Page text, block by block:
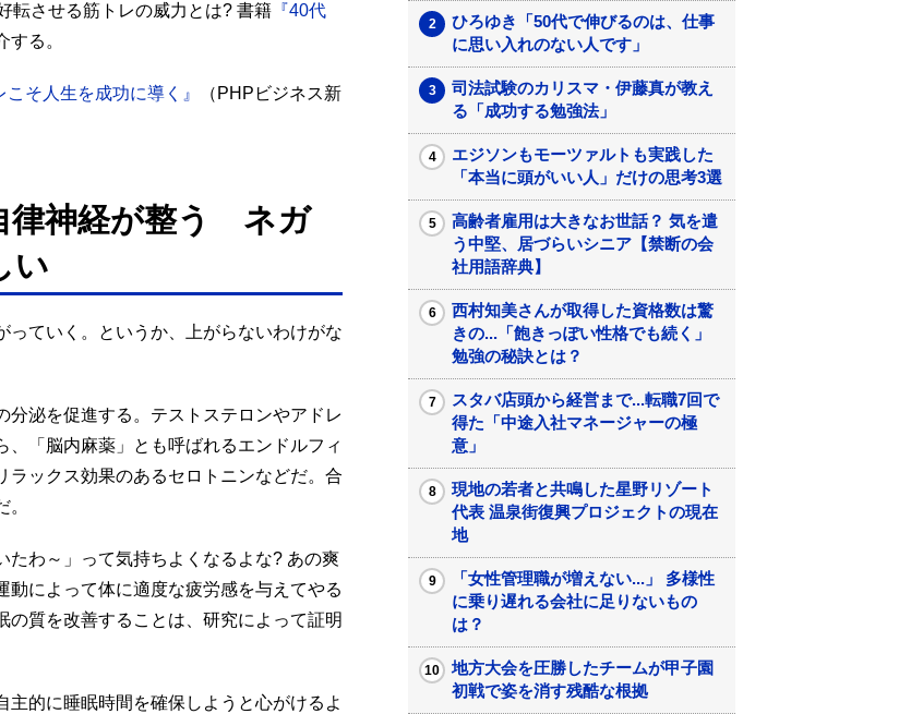
転させる筋トレの威力とは? 書籍 『40代
する。
こそ人生を成功に導く』
（PHPビジネス新
律神経が整う ネガ
い
ていく。というか、上がらないわけがな
泌を促進する。テストステロンやアドレ
「脳内麻薬」とも呼ばれるエンドルフィ
ラックス効果のあるセロトニンなどだ。合
わ～」って気持ちよくなるよな? あの爽
によって体に適度な疲労感を与えてやる
質を改善することは、研究によって証明
的に睡眠時間を確保しようと心がけるよ
ひろゆき「50代で伸びるのは、仕事
に思い入れのない人です」
司法試験のカリスマ・伊藤真が教え
る「成功する勉強法」
エジソンもモーツァルトも実践した
「本当に頭がいい人」だけの思考3選
高齢者雇用は大きなお世話？ 気を遣
う中堅、居づらいシニア【禁断の会
社用語辞典】
西村知美さんが取得した資格数は驚
きの...「飽きっぽい性格でも続く」
勉強の秘訣とは？
スタバ店頭から経営まで...転職7回で
得た「中途入社マネージャーの極
意」
現地の若者と共鳴した星野リゾート
代表 温泉街復興プロジェクトの現在
地
「女性管理職が増えない...」 多様性
に乗り遅れる会社に足りないもの
は？
地方大会を圧勝したチームが甲子園
初戦で姿を消す残酷な根拠